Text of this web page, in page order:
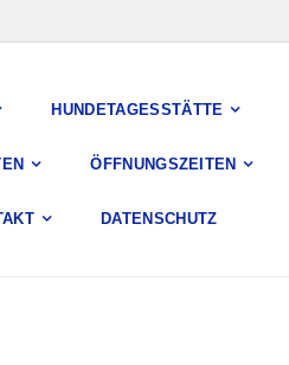
HUNDETAGESSTÄTTE
ÖFFNUNGSZEITEN
DATENSCHUTZ